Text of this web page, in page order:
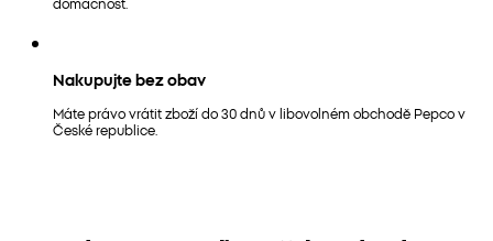
Nakupujte bez obav
Máte právo vrátit zboží do 30 dnů v libovolném obchodě Pepco v
České republice.